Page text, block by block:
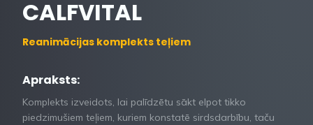
CALFVITAL
Reanimācijas komplekts teļiem
Apraksts:
Komplekts izveidots, lai palīdzētu sākt elpot tikko
piedzimušiem teļiem, kuriem konstatē sirdsdarbību, taču